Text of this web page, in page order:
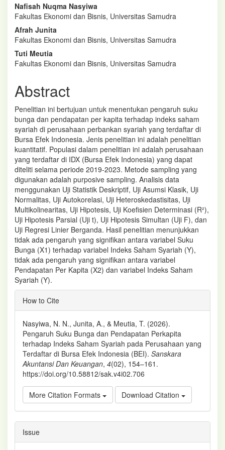
Main
Article
Content
Nafisah Nuqma Nasyiwa
Fakultas Ekonomi dan Bisnis, Universitas Samudra
Afrah Junita
Fakultas Ekonomi dan Bisnis, Universitas Samudra
Tuti Meutia
Fakultas Ekonomi dan Bisnis, Universitas Samudra
Abstract
Penelitian ini bertujuan untuk menentukan pengaruh suku
bunga dan pendapatan per kapita terhadap indeks saham
syariah di perusahaan perbankan syariah yang terdaftar di
Bursa Efek Indonesia. Jenis penelitian ini adalah penelitian
kuantitatif. Populasi dalam penelitian ini adalah perusahaan
yang terdaftar di IDX (Bursa Efek Indonesia) yang dapat
diteliti selama periode 2019-2023. Metode sampling yang
digunakan adalah purposive sampling. Analisis data
menggunakan Uji Statistik Deskriptif, Uji Asumsi Klasik, Uji
Normalitas, Uji Autokorelasi, Uji Heteroskedastisitas, Uji
Multikolinearitas, Uji Hipotesis, Uji Koefisien Determinasi (R²),
Uji Hipotesis Parsial (Uji t), Uji Hipotesis Simultan (Uji F), dan
Uji Regresi Linier Berganda. Hasil penelitian menunjukkan
tidak ada pengaruh yang signifikan antara variabel Suku
Bunga (X1) terhadap variabel Indeks Saham Syariah (Y),
tidak ada pengaruh yang signifikan antara variabel
Pendapatan Per Kapita (X2) dan variabel Indeks Saham
Syariah (Y).
Article
Details
How to Cite
Nasyiwa, N. N., Junita, A., & Meutia, T. (2026).
Pengaruh Suku Bunga dan Pendapatan Perkapita
terhadap Indeks Saham Syariah pada Perusahaan yang
Terdaftar di Bursa Efek Indonesia (BEI). Sanskara
Akuntansi Dan Keuangan, 4(02), 154–161.
https://doi.org/10.58812/sak.v4i02.706
More Citation Formats Download Citation
Issue